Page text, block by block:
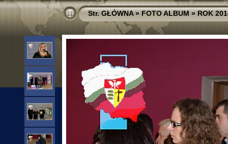
Str. GŁÓWNA»FOTO ALBUM»ROK